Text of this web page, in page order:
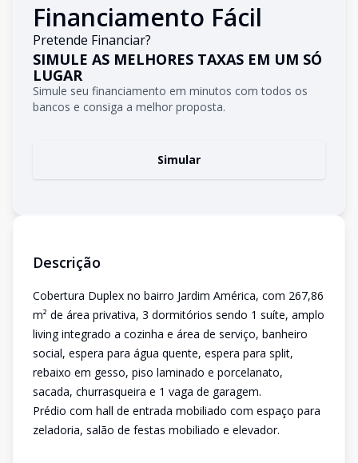
Financiamento Fácil
Pretende Financiar?
SIMULE AS MELHORES TAXAS EM UM SÓ
LUGAR
Simule seu financiamento em minutos com todos os
bancos e consiga a melhor proposta.
Simular
Descrição
Cobertura Duplex no bairro Jardim América, com 267,86
m² de área privativa, 3 dormitórios sendo 1 suíte, amplo
living integrado a cozinha e área de serviço, banheiro
social, espera para água quente, espera para split,
rebaixo em gesso, piso laminado e porcelanato,
sacada, churrasqueira e 1 vaga de garagem.
Prédio com hall de entrada mobiliado com espaço para
zeladoria, salão de festas mobiliado e elevador.